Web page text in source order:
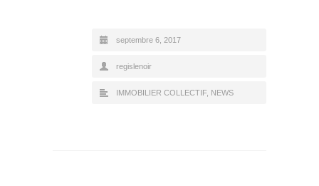
septembre 6, 2017
regislenoir
IMMOBILIER COLLECTIF NEWS